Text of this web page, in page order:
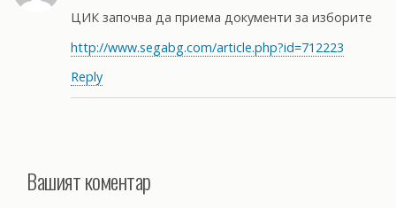
ЦИК започва да приема документи за изборите
http://www.segabg.com/article.php?id=712223
Reply
Вашият коментар